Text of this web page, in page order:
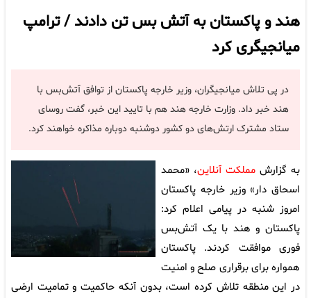
هند و پاکستان به آتش بس تن دادند / ترامپ
میانجیگری کرد
در پی تلاش میانجیگران، وزیر خارجه پاکستان از توافق آتش‌بس با
هند خبر داد. وزارت خارجه هند هم با تایید این خبر،‌ گفت روسای
ستاد مشترک ارتش‌های دو کشور دوشنبه دوباره مذاکره خواهند کرد.
به گزارش مملکت آنلاین، «محمد
اسحاق دار» وزیر خارجه پاکستان
امروز شنبه در پیامی اعلام کرد:
پاکستان و هند با یک آتش‌بس
فوری موافقت کردند. پاکستان
همواره برای برقراری صلح و امنیت
در این منطقه تلاش کرده است، بدون آنکه حاکمیت و تمامیت ارضی